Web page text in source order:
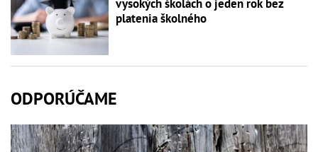
vysokých školách o jeden rok bez
platenia školného
ODPORÚČAME